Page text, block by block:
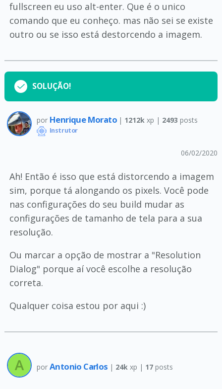
fullscreen eu uso alt-enter. Que é o unico
comando que eu conheço. mas não sei se existe
outro ou se isso está destorcendo a imagem.
SOLUÇÃO!
por Henrique Morato | 1212k xp | 2493 posts
Instrutor
06/02/2020
Ah! Então é isso que está distorcendo a imagem
sim, porque tá alongando os pixels. Você pode
nas configurações do seu build mudar as
configurações de tamanho de tela para a sua
resolução.
Ou marcar a opção de mostrar a "Resolution
Dialog" porque aí você escolhe a resolução
correta.
Qualquer coisa estou por aqui :)
por Antonio Carlos | 24k xp | 17posts